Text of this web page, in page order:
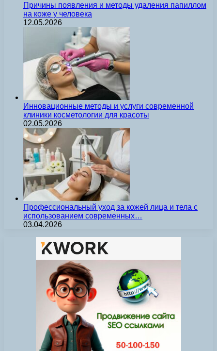
Причины появления и методы удаления папиллом
на коже у человека
12.05.2026
Инновационные методы и услуги современной
клиники косметологии для красоты
02.05.2026
Профессиональный уход за кожей лица и тела с
использованием современных…
03.04.2026